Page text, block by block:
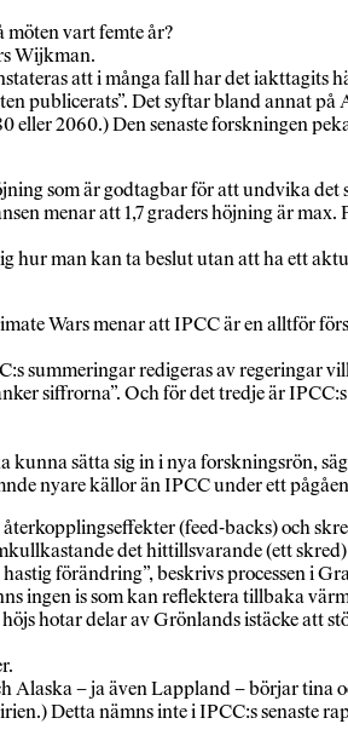
möten vart femte år?
Wijkman.
att i många fall har det
publicerats”. Det syftar bland annat
2060.) Den senaste forskningen
som är godtagbar för att undvika
menar att 1,7 graders höjning är
man kan ta beslut utan att ha ett
Wars menar att IPCC är en alltför
summeringar redigeras av regeringar
siffrorna”. Och för det tredje är
sätta sig in i nya forskningsrön,
nyare källor än IPCC under ett
(feed-backs) och
det hittillsvarande (ett
förändring”, beskrivs processen i
is som kan reflektera tillbaka
hotar delar av Grönlands istäcke att
– ja även Lappland – börjar tina
Detta nämns inte i IPCC:s senaste